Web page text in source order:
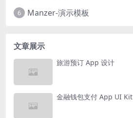
6 Manzer-演示模板
文章展示
旅游预订 App 设计
金融钱包支付 App UI Kit